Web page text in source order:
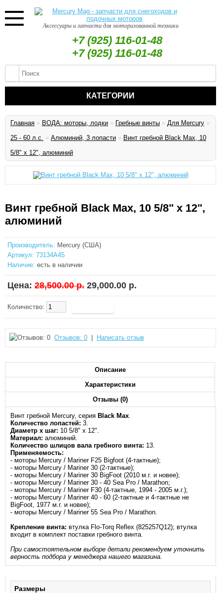
Аксессуары и запчасти для моторизованной техники
+7 (925) 116-01-48
+7 (925) 116-01-48
КАТЕГОРИИ
Главная » ВОДА: моторы, лодки » Гребные винты » Для Mercury »
25 - 60 л.с. » Алюминий, 3 лопасти » Винт гребной Black Max, 10
5/8" x 12", алюминий
Винт гребной Black Max, 10 5/8" x 12",
алюминий
Производитель: Mercury (США)
Артикул: 73134A45
Наличие: есть в наличии
Цена: 28,500.00 р. 29,000.00 р.
Количество:
Отзывов: 0 Написать отзыв
Описание
Характеристики
Отзывы (0)
Винт гребной Mercury, серия Black Max.
Количество лопастей: 3.
Диаметр х шаг: 10 5/8" x 12".
Материал: алюминий.
Количество шлицов вала гребного винта: 13.
Применяемость:
- моторы Mercury / Mariner F25 Bigfoot (4‑тактные);
- моторы Mercury / Mariner 30 (2‑тактные);
- моторы Mercury / Mariner 30 BigFoot (2010 м.г. и новее);
- моторы Mercury / Mariner 30 ‑ 40 Sea Pro / Marathon;
- моторы Mercury / Mariner F30 (4‑тактные, 1994 - 2005 м.г.);
- моторы Mercury / Mariner 40 ‑ 60 (2-тактные и 4-тактные не
BigFoot, 1977 м.г. и новее);
- моторы Mercury / Mariner 55 Sea Pro / Marathon.
Крепление винта: втулка Flo-Torq Reflex (825257Q12); втулка
входит в комплект поставки гребного винта.
При самостоятельном выборе детали рекомендуем уточнить
верность подбора у менеджера нашего магазина.
Размеры